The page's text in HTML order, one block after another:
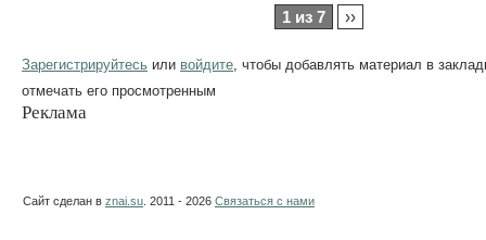
1 из 7 ››
Зарегистрируйтесь или войдите , чтобы добавлять материал в
отмечать его просмотренным
Реклама
Сайт сделан в znai.su . 2011 - 2026 Связаться с нами